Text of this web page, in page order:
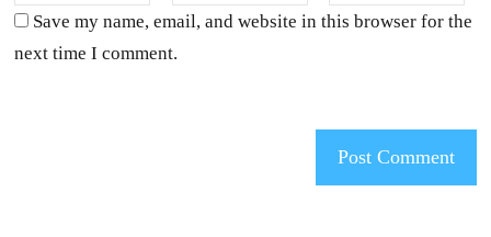
Save my name, email, and website in this browser for the
next time I comment.